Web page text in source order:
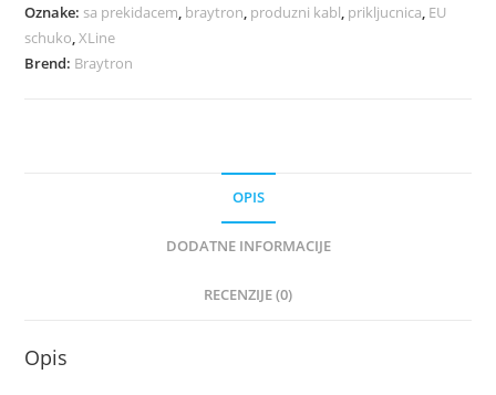
Oznake: sa prekidacem braytron produzni kabl prikljucnica EU
schuko ,XLine
Brend: Braytron
OPIS
DODATNE INFORMACIJE
RECENZIJE (0)
Opis